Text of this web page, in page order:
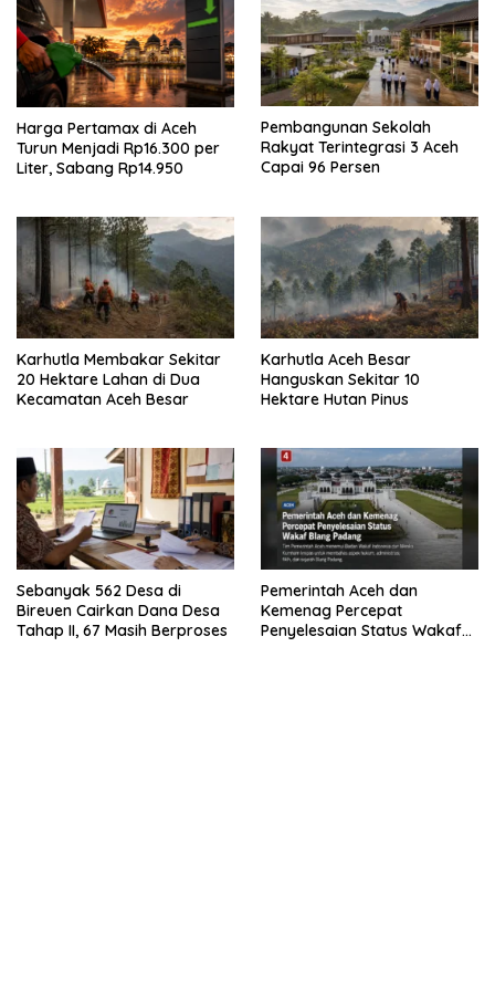
Harga Pertamax di Aceh
Turun Menjadi Rp16.300 per
Liter, Sabang Rp14.950
Pembangunan Sekolah
Rakyat Terintegrasi 3 Aceh
Capai 96 Persen
Karhutla Membakar Sekitar
20 Hektare Lahan di Dua
Kecamatan Aceh Besar
Karhutla Aceh Besar
Hanguskan Sekitar 10
Hektare Hutan Pinus
Sebanyak 562 Desa di
Bireuen Cairkan Dana Desa
Tahap II, 67 Masih Berproses
Pemerintah Aceh dan
Kemenag Percepat
Penyelesaian Status Wakaf